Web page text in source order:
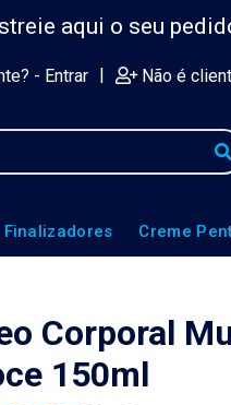
aqui o seu
- Entrar | Não é
Finalizadores Creme
Corporal
150ml